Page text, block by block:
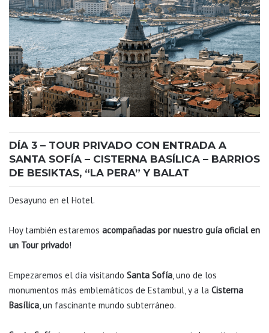
DÍA 3 – TOUR PRIVADO CON ENTRADA A
SANTA SOFÍA – CISTERNA BASÍLICA – BARRIOS
DE BESIKTAS, “LA PERA” Y BALAT
Desayuno en el Hotel.
Hoy también estaremos acompañadas por nuestro guía oficial en
un Tour privado!
Empezaremos el día visitando Santa Sofía , uno de los
monumentos más emblemáticos de Estambul, y a la Cisterna
Basílica , un fascinante mundo subterráneo.